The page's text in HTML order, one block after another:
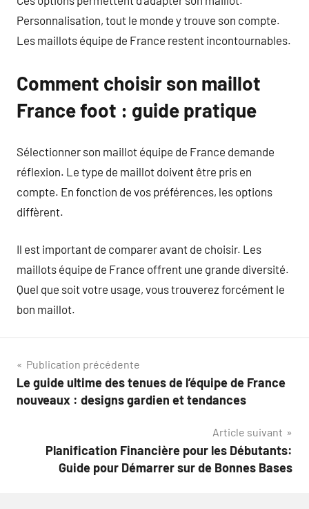
Personnalisation, tout le monde y trouve son compte.
Les maillots équipe de France restent incontournables.
Comment choisir son maillot
France foot : guide pratique
Sélectionner son maillot équipe de France demande
réflexion. Le type de maillot doivent être pris en
compte. En fonction de vos préférences, les options
diffèrent.
Il est important de comparer avant de choisir. Les
maillots équipe de France offrent une grande diversité.
Quel que soit votre usage, vous trouverez forcément le
bon maillot.
Navigation
de
Publication précédente
Le guide ultime des tenues de l’équipe de France
nouveaux : designs gardien et tendances
Article suivant
Planification Financière pour les Débutants:
Guide pour Démarrer sur de Bonnes Bases